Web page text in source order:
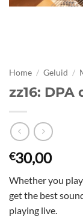
Home / Geluid /
zz16:
€30,00
Whether you
get the best
playing live.